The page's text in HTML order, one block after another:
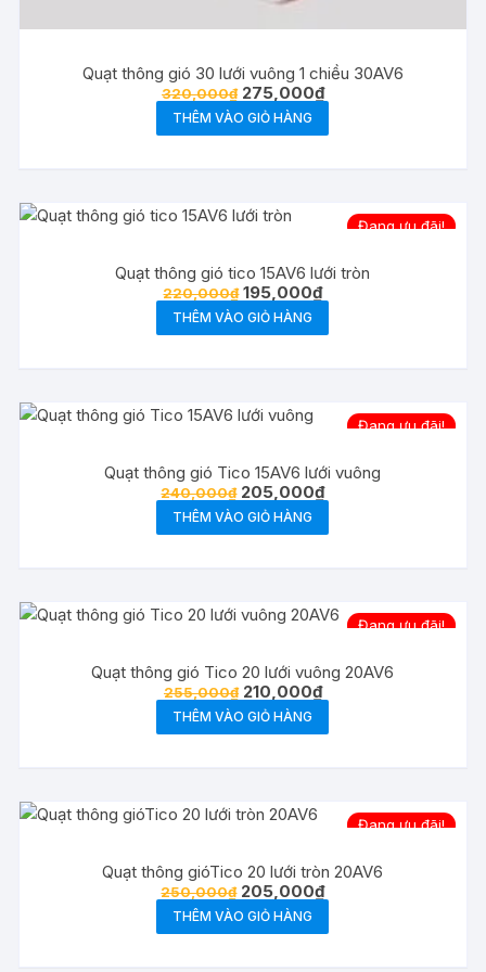
Quạt thông gió 30 lưới vuông 1 chiều 30AV6
320,000₫ Giá
gốc
là:
320,000₫.
275,000₫Giá
hiện
là:
THÊM VÀO GIỎ HÀNG
Đang ưu đãi!
Quạt thông gió tico 15AV6 lưới tròn
220,000₫ Giá
gốc
là:
220,000₫.
195,000₫Giá
hiện
là:
THÊM VÀO GIỎ HÀNG
Đang ưu đãi!
Quạt thông gió Tico 15AV6 lưới vuông
240,000₫ Giá
gốc
là:
240,000₫.
205,000₫Giá
hiện
là:
THÊM VÀO GIỎ HÀNG
Đang ưu đãi!
Quạt thông gió Tico 20 lưới vuông 20AV6
255,000₫ Giá
gốc
là:
255,000₫.
210,000₫Giá
hiện
là:
THÊM VÀO GIỎ HÀNG
Đang ưu đãi!
Quạt thông gióTico 20 lưới tròn 20AV6
250,000₫ Giá
gốc
là:
250,000₫.
205,000₫Giá
hiện
là:
THÊM VÀO GIỎ HÀNG